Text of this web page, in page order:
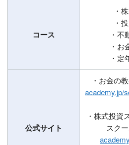
コース
・
・
・不
・お
・定
公式サイト
・お金の
academy.jp/
・株式投資
スク